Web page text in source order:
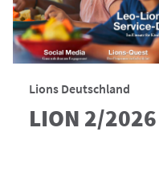
Lions Deutschland
LION 2/2026